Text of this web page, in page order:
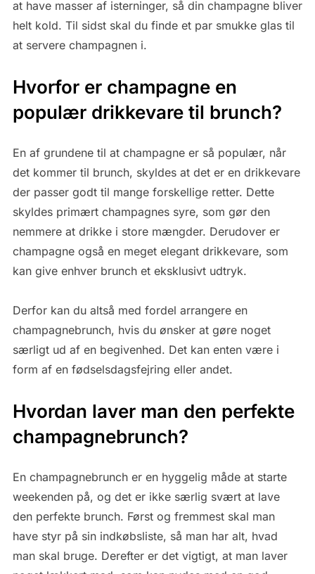
at have masser af isterninger, så din champagne bliver
helt kold. Til sidst skal du finde et par smukke glas til
at servere champagnen i.
Hvorfor er champagne en
populær drikkevare til brunch?
En af grundene til at champagne er så populær, når
det kommer til brunch, skyldes at det er en drikkevare
der passer godt til mange forskellige retter. Dette
skyldes primært champagnes syre, som gør den
nemmere at drikke i store mængder. Derudover er
champagne også en meget elegant drikkevare, som
kan give enhver brunch et eksklusivt udtryk.
Derfor kan du altså med fordel arrangere en
champagnebrunch, hvis du ønsker at gøre noget
særligt ud af en begivenhed. Det kan enten være i
form af en fødselsdagsfejring eller andet.
Hvordan laver man den perfekte
champagnebrunch?
En champagnebrunch er en hyggelig måde at starte
weekenden på, og det er ikke særlig svært at lave
den perfekte brunch. Først og fremmest skal man
have styr på sin indkøbsliste, så man har alt, hvad
man skal bruge. Derefter er det vigtigt, at man laver